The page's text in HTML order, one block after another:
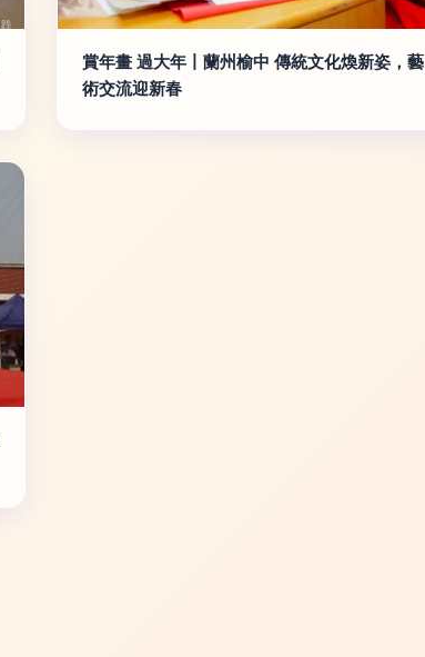
賞年畫 過大年丨蘭州榆中 傳統文化煥新姿，藝
術交流迎新春